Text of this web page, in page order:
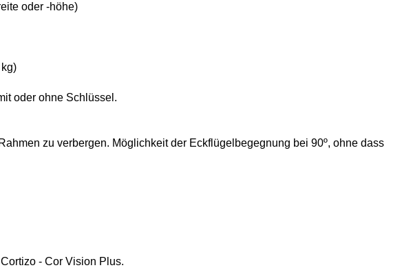
oder -höhe)
oder ohne Schlüssel.
zu verbergen. Möglichkeit der Eckflügelbegegnung bei 90º, ohne dass
- Cor Vision Plus.